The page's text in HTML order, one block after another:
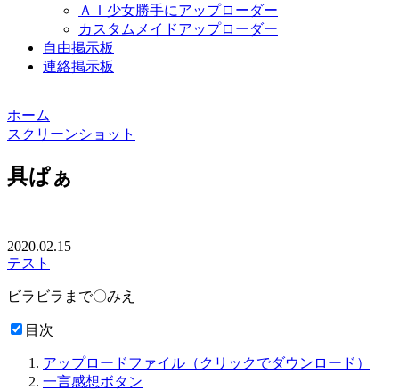
ＡＩ少女勝手にアップローダー
カスタムメイドアップローダー
自由掲示板
連絡掲示板
ホーム
スクリーンショット
具ぱぁ
2020.02.15
テスト
ビラビラまで〇みえ
目次
アップロードファイル（クリックでダウンロード）
一言感想ボタン